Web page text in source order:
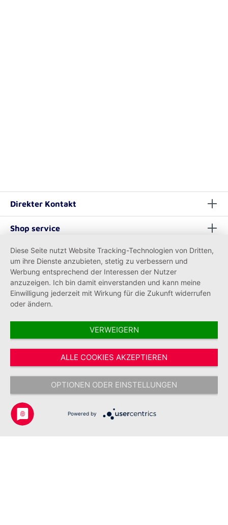
Direkter Kontakt
Shop service
Informationen
Vertrag widerrufen
* Alle Preise inkl. gesetzl. Mehrwertsteuer zzgl.Versandkostenund ggf.
Nachnahmegebühren, wenn nicht anders angegeben.
Copyright © 2026 Johanniter-Unfall-Hilfe e.V. - Alle Rechte
vorbehalten.
Diese Seite nutzt Website Tracking-Technologien von Dritten,
um ihre Dienste anzubieten, stetig zu verbessern und
Werbung entsprechend der Interessen der Nutzer
anzuzeigen. Ich bin damit einverstanden und kann meine
Einwilligung jederzeit mit Wirkung für die Zukunft widerrufen
oder ändern.
VERWEIGERN
ALLE COOKIES AKZEPTIEREN
OPTIONEN ODER EINSTELLUNGEN
Powered by